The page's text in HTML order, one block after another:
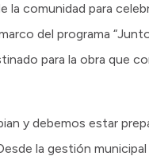
comunidad para
del programa
para la obra que
y debemos estar
la gestión